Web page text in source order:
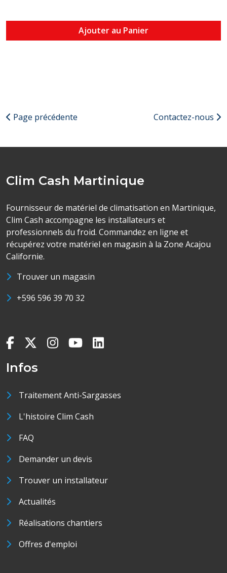
Ajouter au Panier
Page précédente Contactez-nous
Clim Cash Martinique
Fournisseur de matériel de climatisation en Martinique,
Clim Cash accompagne les installateurs et
professionnels du froid. Commandez en ligne et
récupérez votre matériel en magasin à la Zone Acajou
Californie.
Trouver un magasin
+596 596 39 70 32
Infos
Traitement Anti-Sargasses
L'histoire Clim Cash
FAQ
Demander un devis
Trouver un installateur
Actualités
Réalisations chantiers
Offres d'emploi